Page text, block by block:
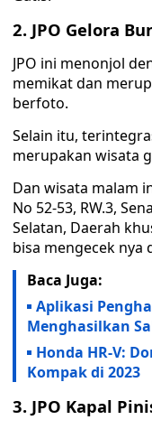
2. JPO Gelora
JPO ini menonjol
memikat dan
berfoto.
Selain itu,
merupakan wisata
Dan wisata malam
No 52-53, RW.3,
Selatan, Daerah
bisa mengecek nya
Baca Juga:
Aplikasi
Menghasilkan
Honda HR-V:
Kompak di 2023
3. JPO Kapal